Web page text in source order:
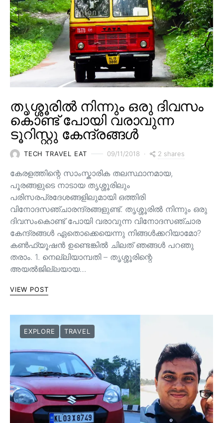
തൃശ്ശൂരിൽ നിന്നും ഒരു ദിവസം
കൊണ്ട് പോയി വരാവുന്ന
ടൂറിസ്റ്റു കേന്ദ്രങ്ങൾ
TECH TRAVEL EAT 09/11/2018 2 shares
കേരളത്തിന്റെ സാംസ്കാരിക തലസ്ഥാനമായ,
പൂരങ്ങളുടെ നാടായ തൃശ്ശൂരിലും
പരിസരപ്രദേശങ്ങളിലുമായി ഒത്തിരി
വിനോദസഞ്ചാരന്ദ്രങ്ങളുണ്ട്. തൃശ്ശൂരിൽ നിന്നും ഒരു
ദിവസംകൊണ്ട് പോയി വരാവുന്ന വിനോദസഞ്ചാര
കേന്ദ്രങ്ങൾ ഏതൊക്കെയെന്നു നിങ്ങൾക്കറിയാമോ?
കൺഫ്യൂഷൻ ഉണ്ടെങ്കിൽ ചിലത് ഞങ്ങൾ പറഞു
തരാം. 1. നെല്ലിയാമ്പതി – തൃശ്ശൂരിന്റെ
അയൽജില്ലയായ…
VIEW POST
EXPLORE TRAVEL